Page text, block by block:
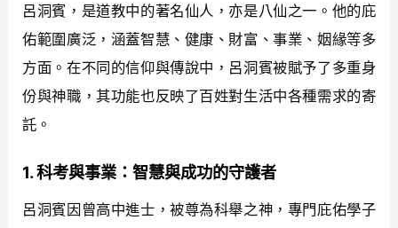
呂洞賓，是道教中的著名仙人，亦是八仙之一。他的庇
佑範圍廣泛，涵蓋智慧、健康、財富、事業、姻緣等多
方面。在不同的信仰與傳說中，呂洞賓被賦予了多重身
份與神職，其功能也反映了百姓對生活中各種需求的寄
託。
1. 科考與事業：智慧與成功的守護者
呂洞賓因曾高中進士，被尊為科舉之神，專門庇佑學子